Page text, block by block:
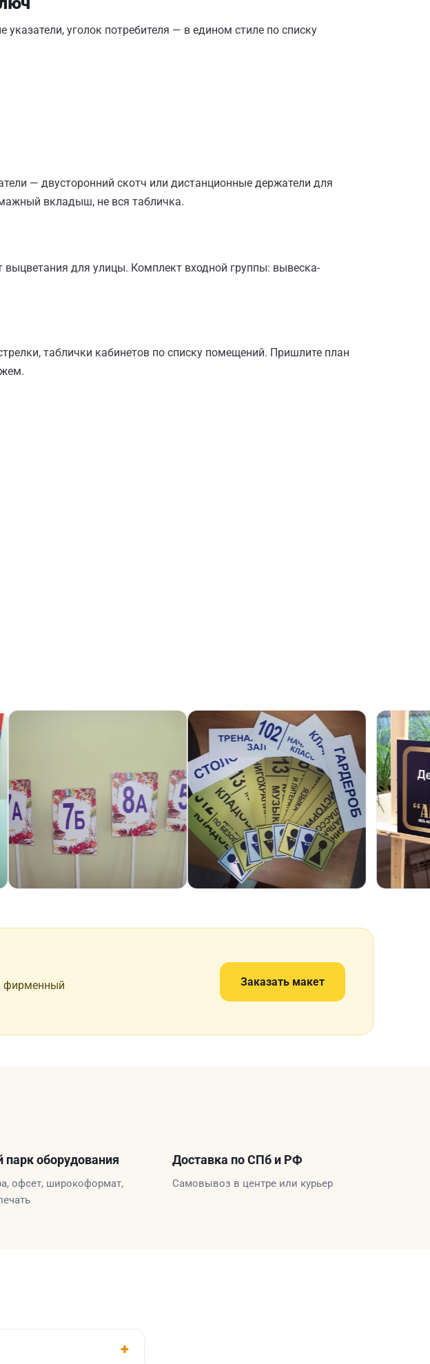
уголок потребителя — в едином стиле по списку
— двусторонний скотч или дистанционные держатели для
вкладыш, не вся табличка.
для улицы. Комплект входной группы: вывеска-
таблички кабинетов по списку помещений. Пришлите план
фирменный
Заказать макет
парк оборудования
офсет, широкоформат,
Доставка по СПб и РФ
Самовывоз в центре или курьер